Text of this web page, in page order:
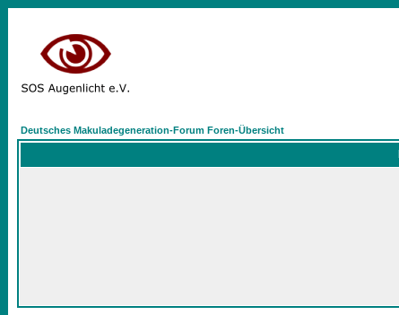
Deutsches Makuladegeneration-Forum Foren-Übersicht